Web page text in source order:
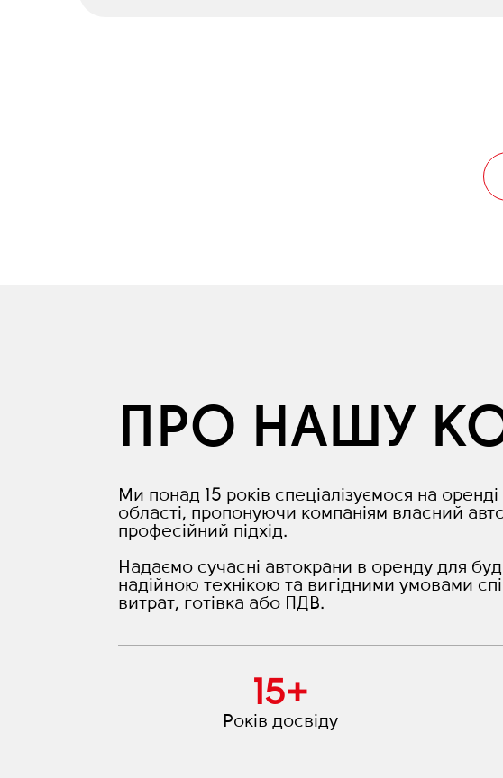
ПРО НАШУ
Ми понад 15 років спеціалізуємося на оренді
області, пропонуючи компаніям власний
професійний підхід.
Надаємо сучасні автокрани в оренду для
надійною технікою та вигідними умовами
витрат, готівка або ПДВ.
15+
Років досвіду